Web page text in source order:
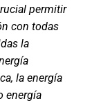
permitir
con todas
la
la energía
energía